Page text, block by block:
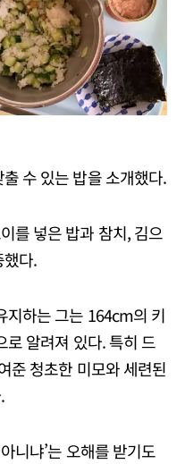
수 있는 밥을 소개했다.
를 넣은 밥과 참치, 김으
다.
지하는 그는 164cm의 키
알려져 있다. 특히 드
준 청초한 미모와 세련된
니냐’는 오해를 받기도